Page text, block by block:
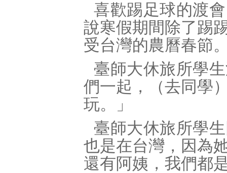
喜歡踢足球的渡
說寒假期間除了踢
受台灣的農曆春節
臺師大休旅所學
們一起，（去同學
玩。」
臺師大休旅所學
也是在台灣，因為
還有阿姨，我們都